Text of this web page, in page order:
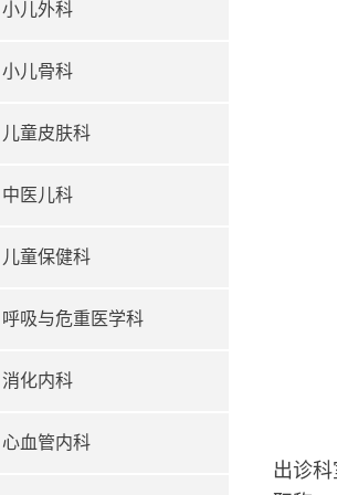
小儿外科
小儿骨科
儿童皮肤科
中医儿科
儿童保健科
呼吸与危重医学科
消化内科
心血管内科
出诊